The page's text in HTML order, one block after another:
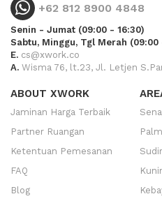
+62 812 8900 4848
Senin - Jumat (09:00 - 16:30)
Sabtu, Minggu, Tgl Merah (09:00
E. cs@xwork.co
A. Wisma 76, lt.23, Jl. Letjen
ABOUT XWORK
Jaminan Harga Terbaik
Partner Ruangan
Ketentuan Pemesanan
FAQ
Blog